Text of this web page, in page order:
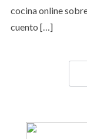
cocina online
cuento […]